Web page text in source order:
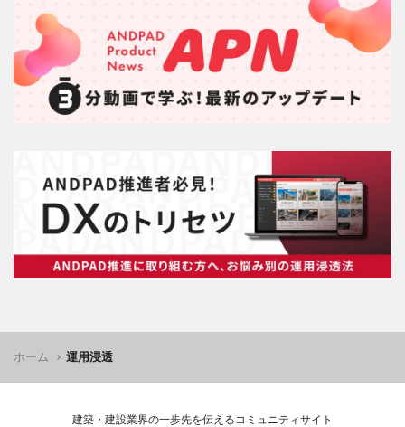
ホーム 運用浸透
建築・建設業界の一歩先を伝えるコミュニティサイト